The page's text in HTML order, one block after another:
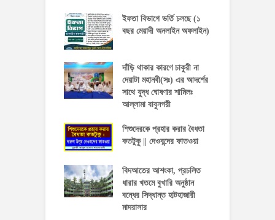
ইফতা বিভাগে ভর্তি চলছে (১
বছর মেয়াদী অনলাইন অফলাইন)
দাঁড়ি থাকার কারণে চাকুরী না
দেয়াটা মহানবী(সঃ) এর আদর্শের
সাথে যুদ্ধ ঘোষণার শামিলঃ
আল্লামা বাবুনগরী
শিশুদেরকে প্রহার করার বৈধতা
কতটুকু || দেওবন্দের ফাতওয়া
বিদআতের আশংকা, প্রচলিত
ধারার খতমে বুখারি অনুষ্ঠান
বন্ধের সিদ্ধান্ত হাটহাজারী
মাদরাসার